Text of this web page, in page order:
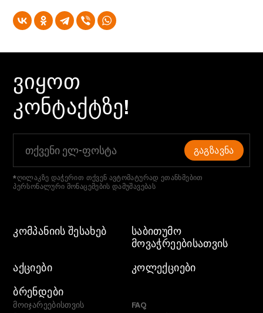
ᲕᲘᲧᲝᲗ
ᲙᲝᲜᲢᲐᲥᲢᲖᲔ!
ᲒᲐᲒᲖᲐᲕᲜᲐ
*ღილაკზე დაჭერით თქვენ ავტომატურად ეთანხმებით
პერსონალური მონაცემების დამუშავებას
ᲙᲝᲛᲞᲐᲜᲘᲘᲡ ᲨᲔᲡᲐᲮᲔᲑ
ᲡᲐᲑᲘᲗᲣᲛᲝ
ᲛᲝᲕᲐᲭᲠᲔᲔᲑᲘᲡᲐᲗᲕᲘᲡ
ᲐᲥᲪᲘᲔᲑᲘ
ᲙᲝᲚᲔᲥᲪᲘᲔᲑᲘ
ᲑᲠᲔᲜᲓᲔᲑᲘ
მოიჯარეებისთვის
FAQ